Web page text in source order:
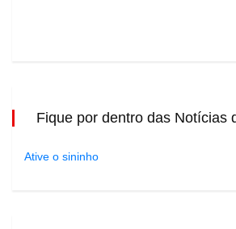
Fique por dentro das Notícias
Ative o sininho